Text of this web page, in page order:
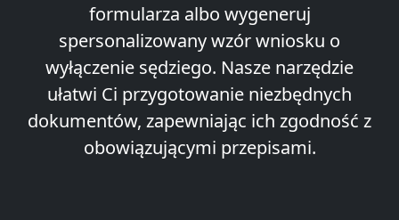
formularza albo wygeneruj
spersonalizowany wzór wniosku o
wyłączenie sędziego. Nasze narzędzie
ułatwi Ci przygotowanie niezbędnych
dokumentów, zapewniając ich zgodność z
obowiązującymi przepisami.